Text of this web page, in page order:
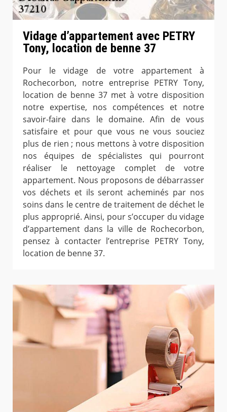
Vidage d’appartement avec PETRY
Tony, location de benne 37
Pour le vidage de votre appartement à
Rochecorbon, notre entreprise PETRY Tony,
location de benne 37 met à votre disposition
notre expertise, nos compétences et notre
savoir-faire dans le domaine. Afin de vous
satisfaire et pour que vous ne vous souciez
plus de rien ; nous mettons à votre disposition
nos équipes de spécialistes qui pourront
réaliser le nettoyage complet de votre
appartement. Nous proposons de débarrasser
vos déchets et ils seront acheminés par nos
soins dans le centre de traitement de déchet le
plus approprié. Ainsi, pour s’occuper du vidage
d’appartement dans la ville de Rochecorbon,
pensez à contacter l’entreprise PETRY Tony,
location de benne 37.